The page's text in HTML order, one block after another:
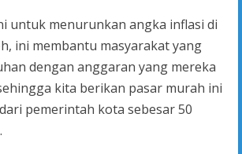
untuk menurunkan angka inflasi di
ini membantu masyarakat yang
dengan anggaran yang mereka
kita berikan pasar murah ini
pemerintah kota sebesar 50